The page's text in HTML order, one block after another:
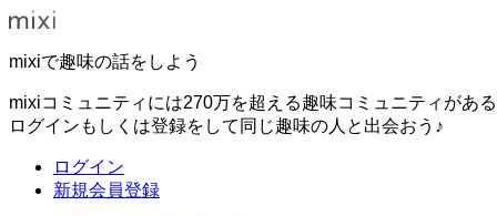
mixiで趣味の話をしよう
mixiコミュニティには270万を超える趣味コミュニティがある
ログインもしくは登録をして同じ趣味の人と出会おう♪
ログイン
新規会員登録